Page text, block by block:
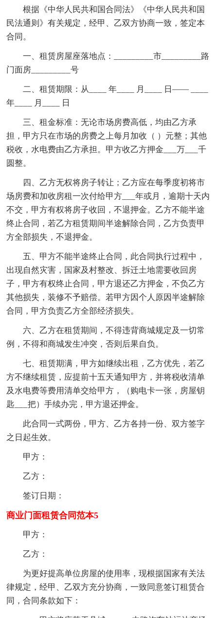
根据《中华人民共和国合同法》《中华人民共和国
民法通则》有关规定，经甲、乙双方协商一致，签定本
合同。
一、租赁房屋座落地点：_________市_________路
门面房_________号
二、租赁期限：从____ 年____ 月____ 日—— ____
年____ 月____ 日
三、租金标准：无论市场房费高低，均由乙方承
担，甲方只在市场的房费之上每月加收（ ）元整；其他
税收，水电费由乙方承担。甲方收乙方押金___万___千
圆整。
四、乙方无权将房子转让；乙方应在每季度初将市
场房费和加收房租一次付给甲方___年或月，逾期十天内
不交，甲方有权将房子收回，不退押金。乙方不能半途
终止合同，若乙方租赁期间半途解除合同，乙方负责甲
方全部损失，不退押金。
五、甲方不能半途终止合同，此合同执行过程中，
出现自然灾害，国家及村整改、拆迁土地需要收回房
子，甲方有权终止合同，甲方退还乙方押金，不负乙方
其他损失，装修不予赔偿。若甲方因个人原因半途解除
合同，甲方负责乙方全部经济损失。
六、乙方在租赁期间，不得违背商城规定及一切常
例，不得和商城发生冲突，否则后果自负。
七、租赁期满，甲方如继续出租，乙方优先，若乙
方不继续租赁，应提前十五天通知甲方，并将税收清单
及水电费等费用清单交给甲方，（购电卡一张，房屋钥
匙___把）手续办完，甲方退还押金。
此合同一式两份，甲方、乙方各持一份、双方签字
之日起生效。
甲方：
乙方：
签订日期：
商业门面租赁合同范本5
甲方：
乙方：
为更好提高单位房屋的使用率，现根据国家有关法
律规定，经甲、乙双方充分协商，一致同意签订租赁合
同，合同条款如下：